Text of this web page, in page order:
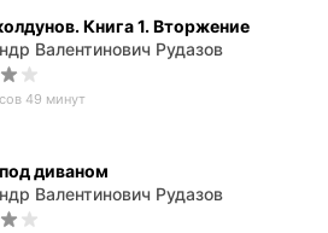
Книга 1. Вторжение
Валентинович Рудазов
49 минут
диваном
Валентинович Рудазов